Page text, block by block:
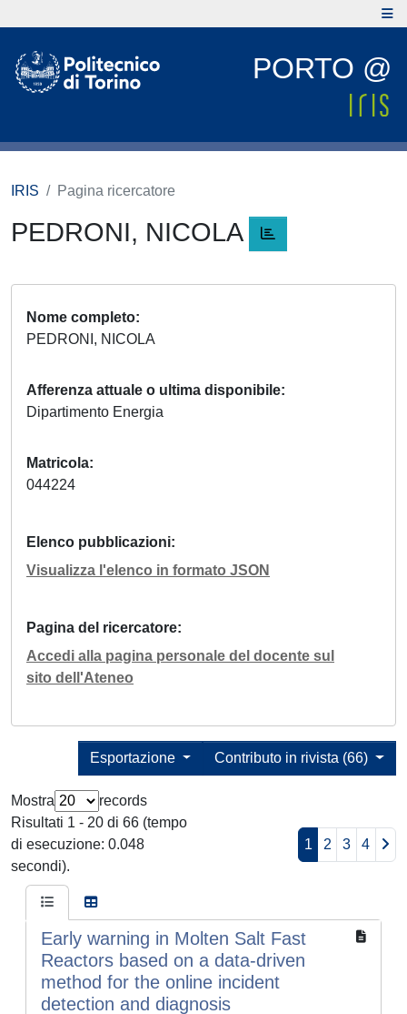
PORTO @
IRIS Pagina ricercatore
PEDRONI, NICOLA
Nome completo
PEDRONI, NICOLA
Afferenza attuale o ultima disponibile
Dipartimento Energia
Matricola
044224
Elenco pubblicazioni
Visualizza l'elenco in formato JSON
Pagina del ricercatore
Accedi alla pagina personale del docente sul
sito dell'Ateneo
Contributo in rivista (66)
Esportazione
Mostra
records
Risultati 1 - 20 di 66 (tempo
di esecuzione: 0.048
secondi).
1 2 3 4
Early warning in Molten Salt Fast
Reactors based on a data-driven
method for the online incident
detection and diagnosis